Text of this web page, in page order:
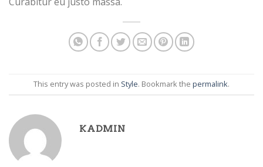
This entry was posted in Style. Bookmark the permalink.
KADMIN